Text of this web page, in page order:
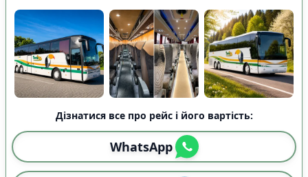
Дізнатися все про рейс і його вартість:
WhatsApp